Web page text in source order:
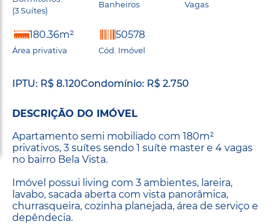
(3 Suítes)
Banheiros Vagas
180.36m²
Área privativa
50578
Cód. Imóvel
IPTU: R$ 8.120Condomínio: R$ 2.750
DESCRIÇÃO DO IMÓVEL
Apartamento semi mobiliado com 180m²
privativos, 3 suítes sendo 1 suíte master e 4 vagas
no bairro Bela Vista.
Imóvel possui living com 3 ambientes, lareira,
lavabo, sacada aberta com vista panorâmica,
churrasqueira, cozinha planejada, área de serviço e
depêndecia.